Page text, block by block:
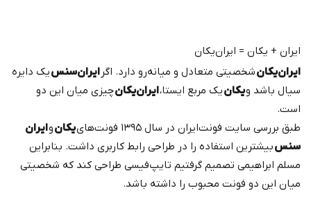
ایران + یکان = ایران‌یکان
ایران‌یکانشخصیتی متعادل و میانه‌رو دارد. اگر ایران‌سنسیک دایره
سیال باشد ویکانیک مربع ایستا،ایران‌‌یکانچیزی میان این دو
است.
طبق بررسی سایت فونت‌ایران در سال ۱۳۹۵ فونت‌های
یکانوایران
سنسبیشترین استفاده را در طراحی رابط کاربری داشت. بنابراین
مسلم ابراهیمی تصمیم گرفتیم تایپ‌فیسی طراحی کند که شخصیتی
میان این دو فونت محبوب را داشته باشد.